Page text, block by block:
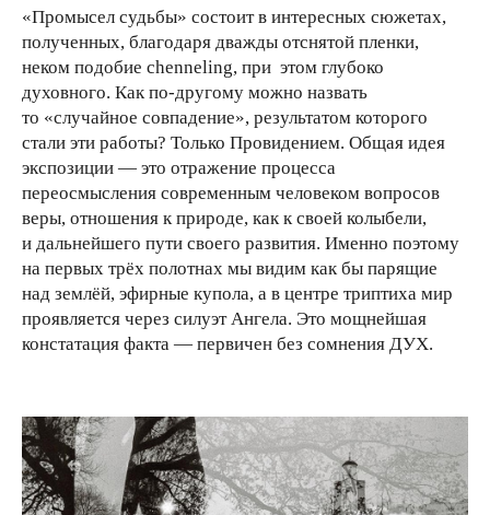
«Промысел судьбы» состоит в интересных сюжетах,
полученных, благодаря дважды отснятой пленки,
неком подобие chenneling, при этом глубоко
духовного. Как по-другому можно назвать
то «случайное совпадение», результатом которого
стали эти работы? Только Провидением. Общая идея
экспозиции — это отражение процесса
переосмысления современным человеком вопросов
веры, отношения к природе, как к своей колыбели,
и дальнейшего пути своего развития. Именно поэтому
на первых трёх полотнах мы видим как бы парящие
над землёй, эфирные купола, а в центре триптиха мир
проявляется через силуэт Ангела. Это мощнейшая
констатация факта — первичен без сомнения ДУХ.